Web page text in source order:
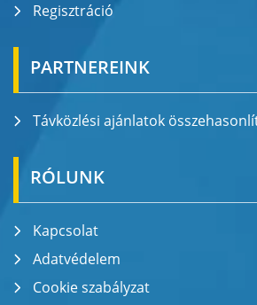
Regisztráció
PARTNEREINK
Távközlési ajánlatok
RÓLUNK
Kapcsolat
Adatvédelem
Cookie szabályzat